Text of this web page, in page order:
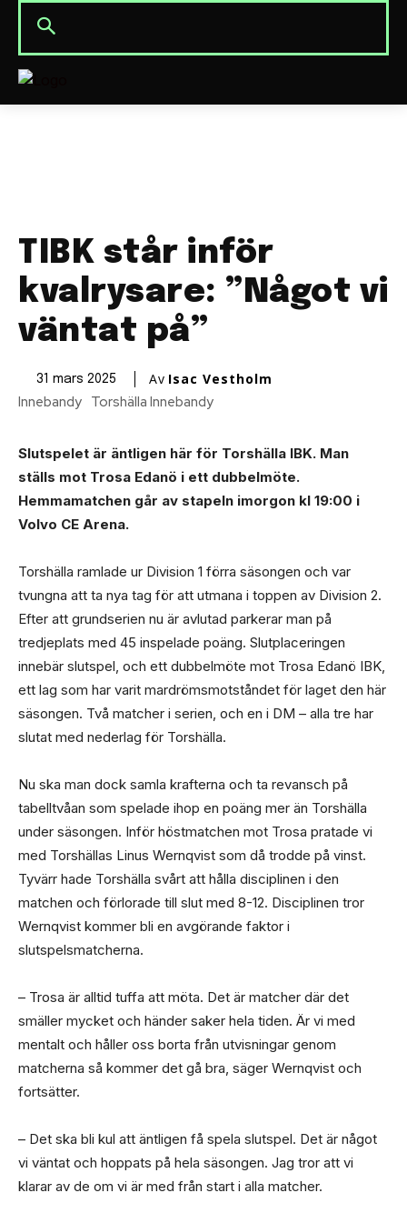
TIBK står inför
kvalrysare: ”Något vi
väntat på”
31 mars 2025 Av Isac Vestholm
Innebandy Torshälla Innebandy
Slutspelet är äntligen här för Torshälla IBK. Man
ställs mot Trosa Edanö i ett dubbelmöte.
Hemmamatchen går av stapeln imorgon kl 19:00 i
Volvo CE Arena.
Torshälla ramlade ur Division 1 förra säsongen och var
tvungna att ta nya tag för att utmana i toppen av Division 2.
Efter att grundserien nu är avlutad parkerar man på
tredjeplats med 45 inspelade poäng. Slutplaceringen
innebär slutspel, och ett dubbelmöte mot Trosa Edanö IBK,
ett lag som har varit mardrömsmotståndet för laget den här
säsongen. Två matcher i serien, och en i DM – alla tre har
slutat med nederlag för Torshälla.
Nu ska man dock samla krafterna och ta revansch på
tabelltvåan som spelade ihop en poäng mer än Torshälla
under säsongen. Inför höstmatchen mot Trosa pratade vi
med Torshällas Linus Wernqvist som då trodde på vinst.
Tyvärr hade Torshälla svårt att hålla disciplinen i den
matchen och förlorade till slut med 8-12. Disciplinen tror
Wernqvist kommer bli en avgörande faktor i
slutspelsmatcherna.
– Trosa är alltid tuffa att möta. Det är matcher där det
smäller mycket och händer saker hela tiden. Är vi med
mentalt och håller oss borta från utvisningar genom
matcherna så kommer det gå bra, säger Wernqvist och
fortsätter.
– Det ska bli kul att äntligen få spela slutspel. Det är något
vi väntat och hoppats på hela säsongen. Jag tror att vi
klarar av de om vi är med från start i alla matcher.